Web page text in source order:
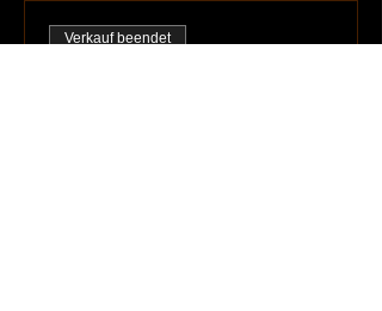
Verkauf beendet